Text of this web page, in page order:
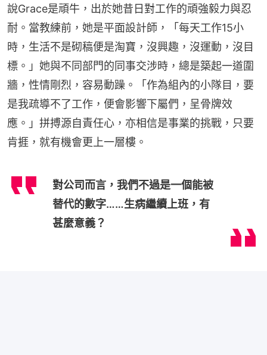
說Grace是頑牛，出於她昔日對工作的頑強毅力與忍
耐。當教練前，她是平面設計師，「每天工作15小
時，生活不是砌稿便是淘寶，沒興趣，沒運動，沒目
標。」她與不同部門的同事交涉時，總是築起一道圍
牆，性情剛烈，容易動躁。「作為組內的小隊目，要
是我疏導不了工作，便會影響下屬們，呈骨牌效
應。」拼搏源自責任心，亦相信是事業的挑戰，只要
肯捱，就有機會更上一層樓。
對公司而言，我們不過是一個能被
替代的數字……生病繼續上班，有
甚麼意義？